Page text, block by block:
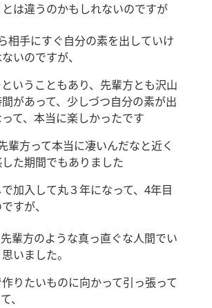
は違うのかもしれないのですが
相手にすぐ自分の素を出していけ
いのですが、
いうこともあり、先輩方とも沢山
があって、少しづつ自分の素が出
て、本当に楽しかったです
輩方って本当に凄いんだなと近く
た期間でもありました
加入して丸３年になって、4年目
すが、
輩方のような真っ直ぐな人間でい
いました。
りたいものに向かって引っ張って
、